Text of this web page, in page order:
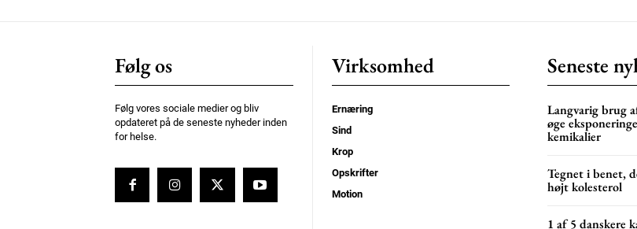
Følg os
Følg vores sociale medier og bliv
opdateret på de seneste nyheder inden
for helse.
Virksomhed
Ernæring
Sind
Krop
Opskrifter
Motion
Seneste
Langvarig brug
øge
kemikalier
Tegnet i benet,
højt kolesterol
1 af 5 danskere